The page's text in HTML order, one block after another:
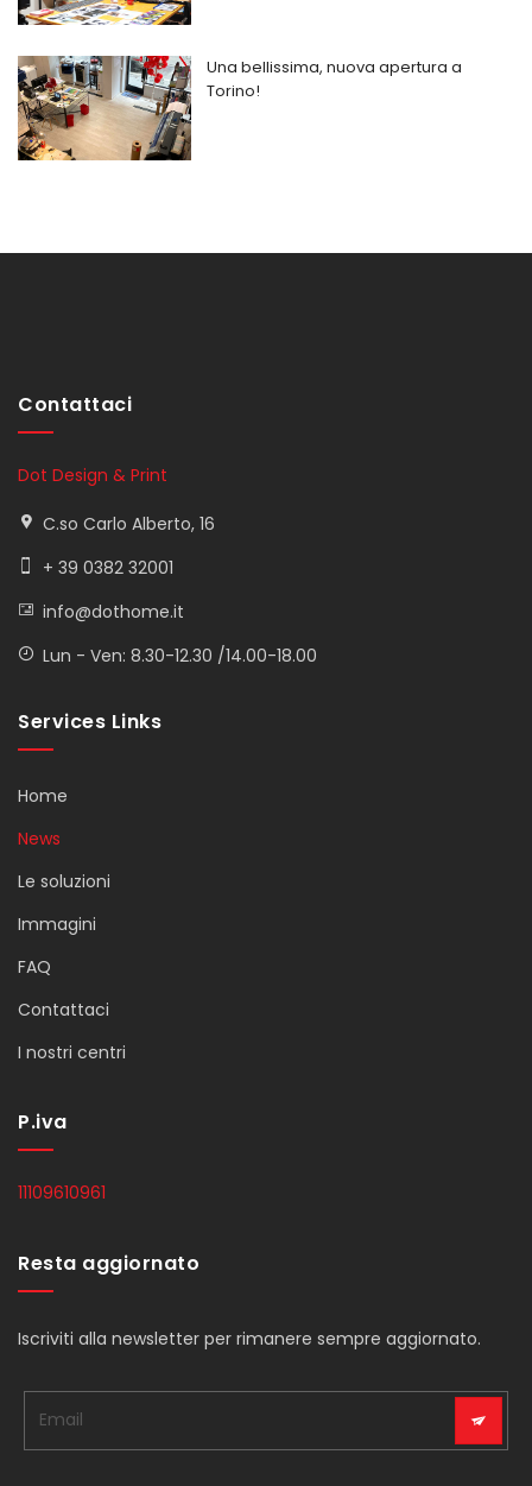
Una bellissima, nuova apertura a
Torino!
Contattaci
Dot Design & Print
C.so Carlo Alberto, 16
+ 39 0382 32001
info@dothome.it
Lun - Ven: 8.30-12.30 /14.00-18.00
Services Links
Home
News
Le soluzioni
Immagini
FAQ
Contattaci
I nostri centri
P.iva
11109610961
Resta aggiornato
Iscriviti alla newsletter per rimanere sempre aggiornato.